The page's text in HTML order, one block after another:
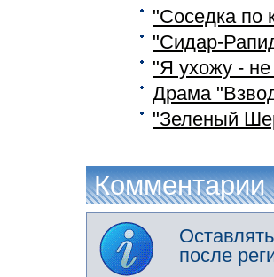
"Соседка по
"Сидар-
"Я ухожу -
Драма
"Зеленый
Комментарии
после